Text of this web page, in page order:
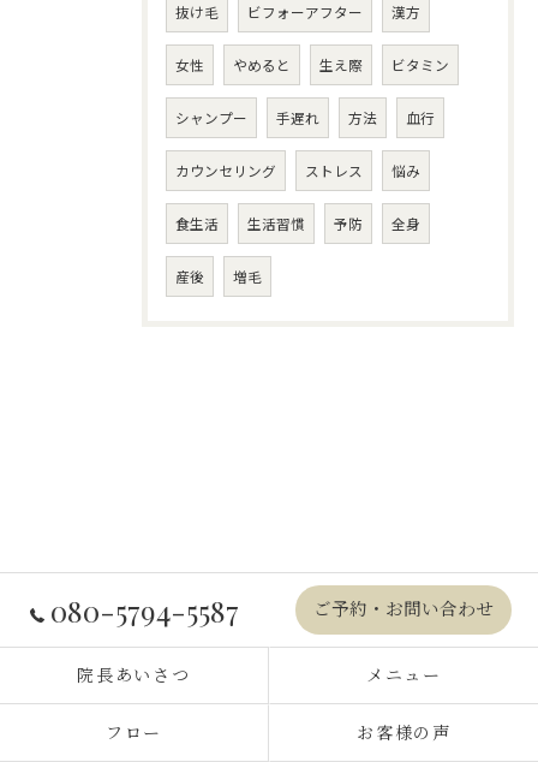
抜け毛 ビフォーアフター 漢方
女性 やめると 生え際 ビタミン
シャンプー 手遅れ 方法 血行
カウンセリング ストレス 悩み
食生活 生活習慣 予防 全身
産後 増毛
080-5794-5587 ご予約・お問い合わせ
院長あいさつ メニュー
フロー お客様の声